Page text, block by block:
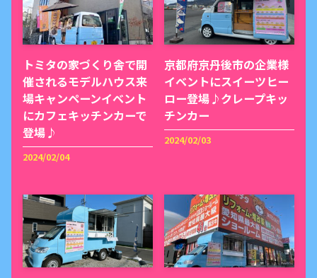
トミタの家づくり舎で開
催されるモデルハウス来
場キャンペーンイベント
にカフェキッチンカーで
登場♪
2024/02/04
京都府京丹後市の企業様
イベントにスイーツヒー
ロー登場♪クレープキッ
チンカー
2024/02/03